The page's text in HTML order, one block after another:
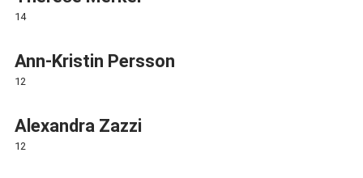
14
Ann-Kristin Persson
12
Alexandra Zazzi
12